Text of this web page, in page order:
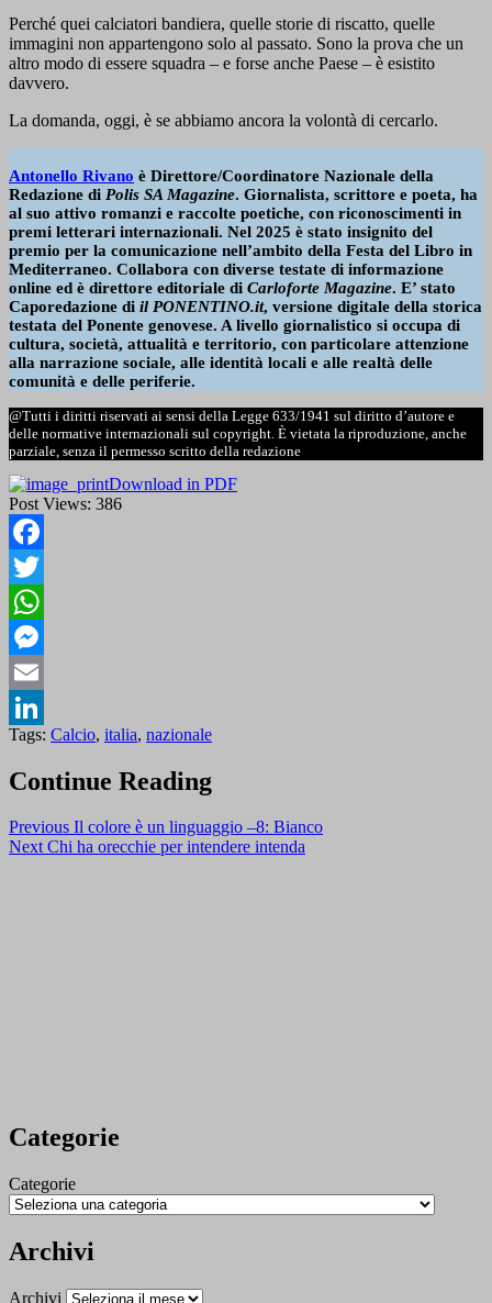
Perché quei calciatori bandiera, quelle storie di riscatto, quelle
immagini non appartengono solo al passato. Sono la prova che un
altro modo di essere squadra – e forse anche Paese – è esistito
davvero.
La domanda, oggi, è se abbiamo ancora la volontà di cercarlo.
Antonello Rivano è Direttore/Coordinatore Nazionale della
Redazione di Polis SA Magazine. Giornalista, scrittore e poeta, ha
al suo attivo romanzi e raccolte poetiche, con riconoscimenti in
premi letterari internazionali. Nel 2025 è stato insignito del
premio per la comunicazione nell’ambito della Festa del Libro in
Mediterraneo. Collabora con diverse testate di informazione
online ed è direttore editoriale di Carloforte Magazine. E’ stato
Caporedazione di il PONENTINO.it, versione digitale della storica
testata del Ponente genovese. A livello giornalistico si occupa di
cultura, società, attualità e territorio, con particolare attenzione
alla narrazione sociale, alle identità locali e alle realtà delle
comunità e delle periferie.
@Tutti i diritti riservati ai sensi della Legge 633/1941 sul diritto d’autore e
delle normative internazionali sul copyright. È vietata la riproduzione, anche
parziale, senza il permesso scritto della redazione
Download in PDF
Post Views: 386
Facebook
Twitter
WhatsApp
Messenger
Email
LinkedIn
Tags: Calcio, italia, nazionale
Continue Reading
Previous Il colore è un linguaggio –8: Bianco
NextChi ha orecchie per intendere intenda
Categorie
Categorie
Archivi
Archivi